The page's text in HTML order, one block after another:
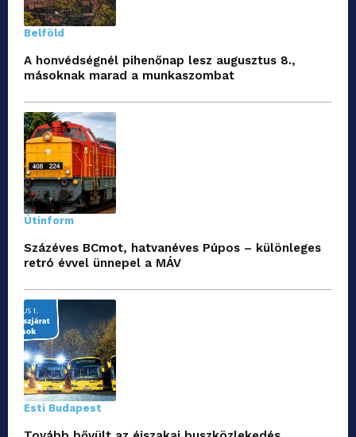
Belföld
A honvédségnél pihenőnap lesz augusztus 8.,
másoknak marad a munkaszombat
Útinform
Százéves BCmot, hatvanéves Púpos – különleges
retró évvel ünnepel a MÁV
Esti Budapest